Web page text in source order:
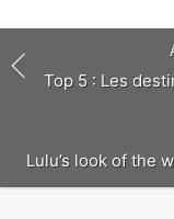
Top 5 : Les
Lulu’s look of the